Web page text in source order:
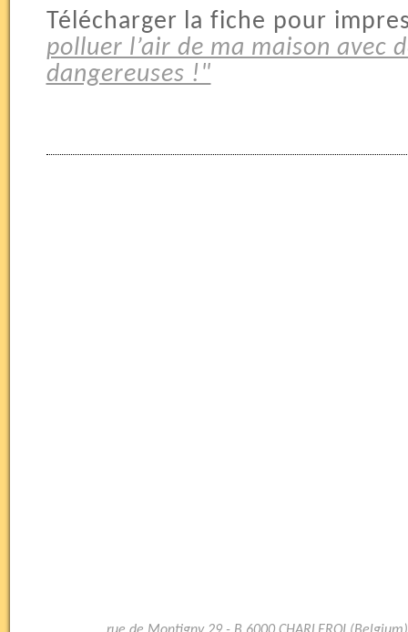
Télécharger la fiche pour
polluer l’air de ma maison avec
dangereuses !"